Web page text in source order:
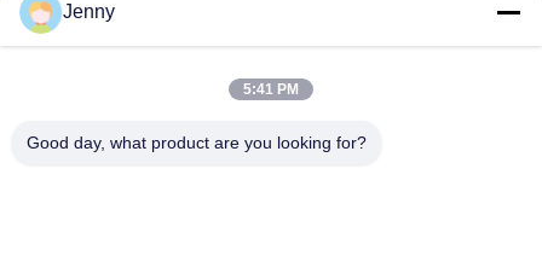
Jenny
5:41 PM
Good day, what product are you looking for?